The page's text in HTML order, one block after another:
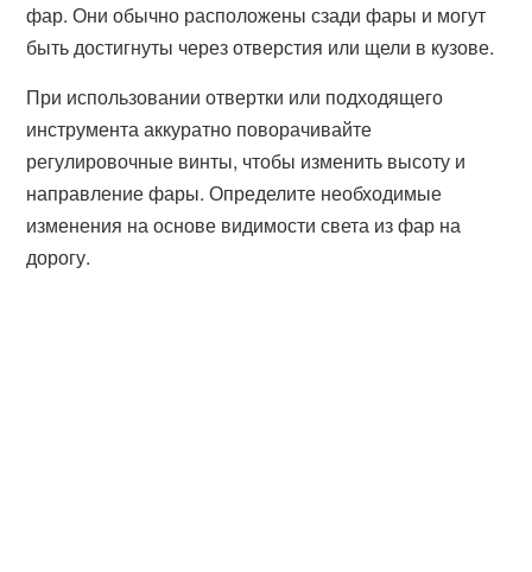
фар. Они обычно расположены сзади фары и могут
быть достигнуты через отверстия или щели в кузове.
При использовании отвертки или подходящего
инструмента аккуратно поворачивайте
регулировочные винты, чтобы изменить высоту и
направление фары. Определите необходимые
изменения на основе видимости света из фар на
дорогу.